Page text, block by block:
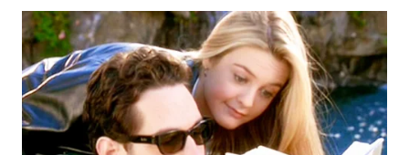
LAWAS
WN
SUMEDANG
WN
CIANJUR